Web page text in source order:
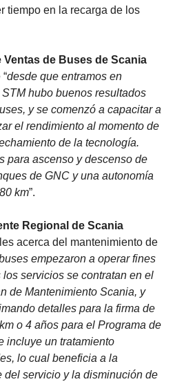
tiempo en la recarga de los
de Buses de Scania
desde que entramos en
hubo buenos resultados
y se comenzó a capacitar a
el rendimiento al momento de
de la tecnología.
para ascenso y descenso de
de GNC y una autonomía
km”.
Regional de Scania
acerca del mantenimiento de
empezaron a operar fines
servicios se contratan en el
de Mantenimiento Scania, y
detalles para la firma de
o 4 años para el Programa de
incluye un tratamiento
lo cual beneficia a la
del servicio y la disminución de